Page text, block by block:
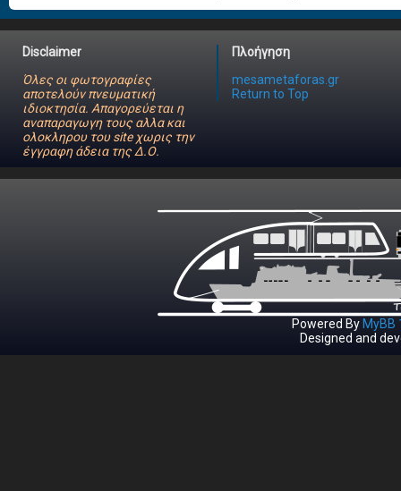
Disclaimer
Όλες οι φωτογραφίες
αποτελούν πνευματική
ιδιοκτησία. Απαγορεύεται η
αναπαραγωγη τους αλλα και
ολοκληρου του site χωρις την
έγγραφη άδεια της Δ.Ο.
Πλοήγηση
mesametaforas.gr
Return to Top
Powered By MyBB
Designed and